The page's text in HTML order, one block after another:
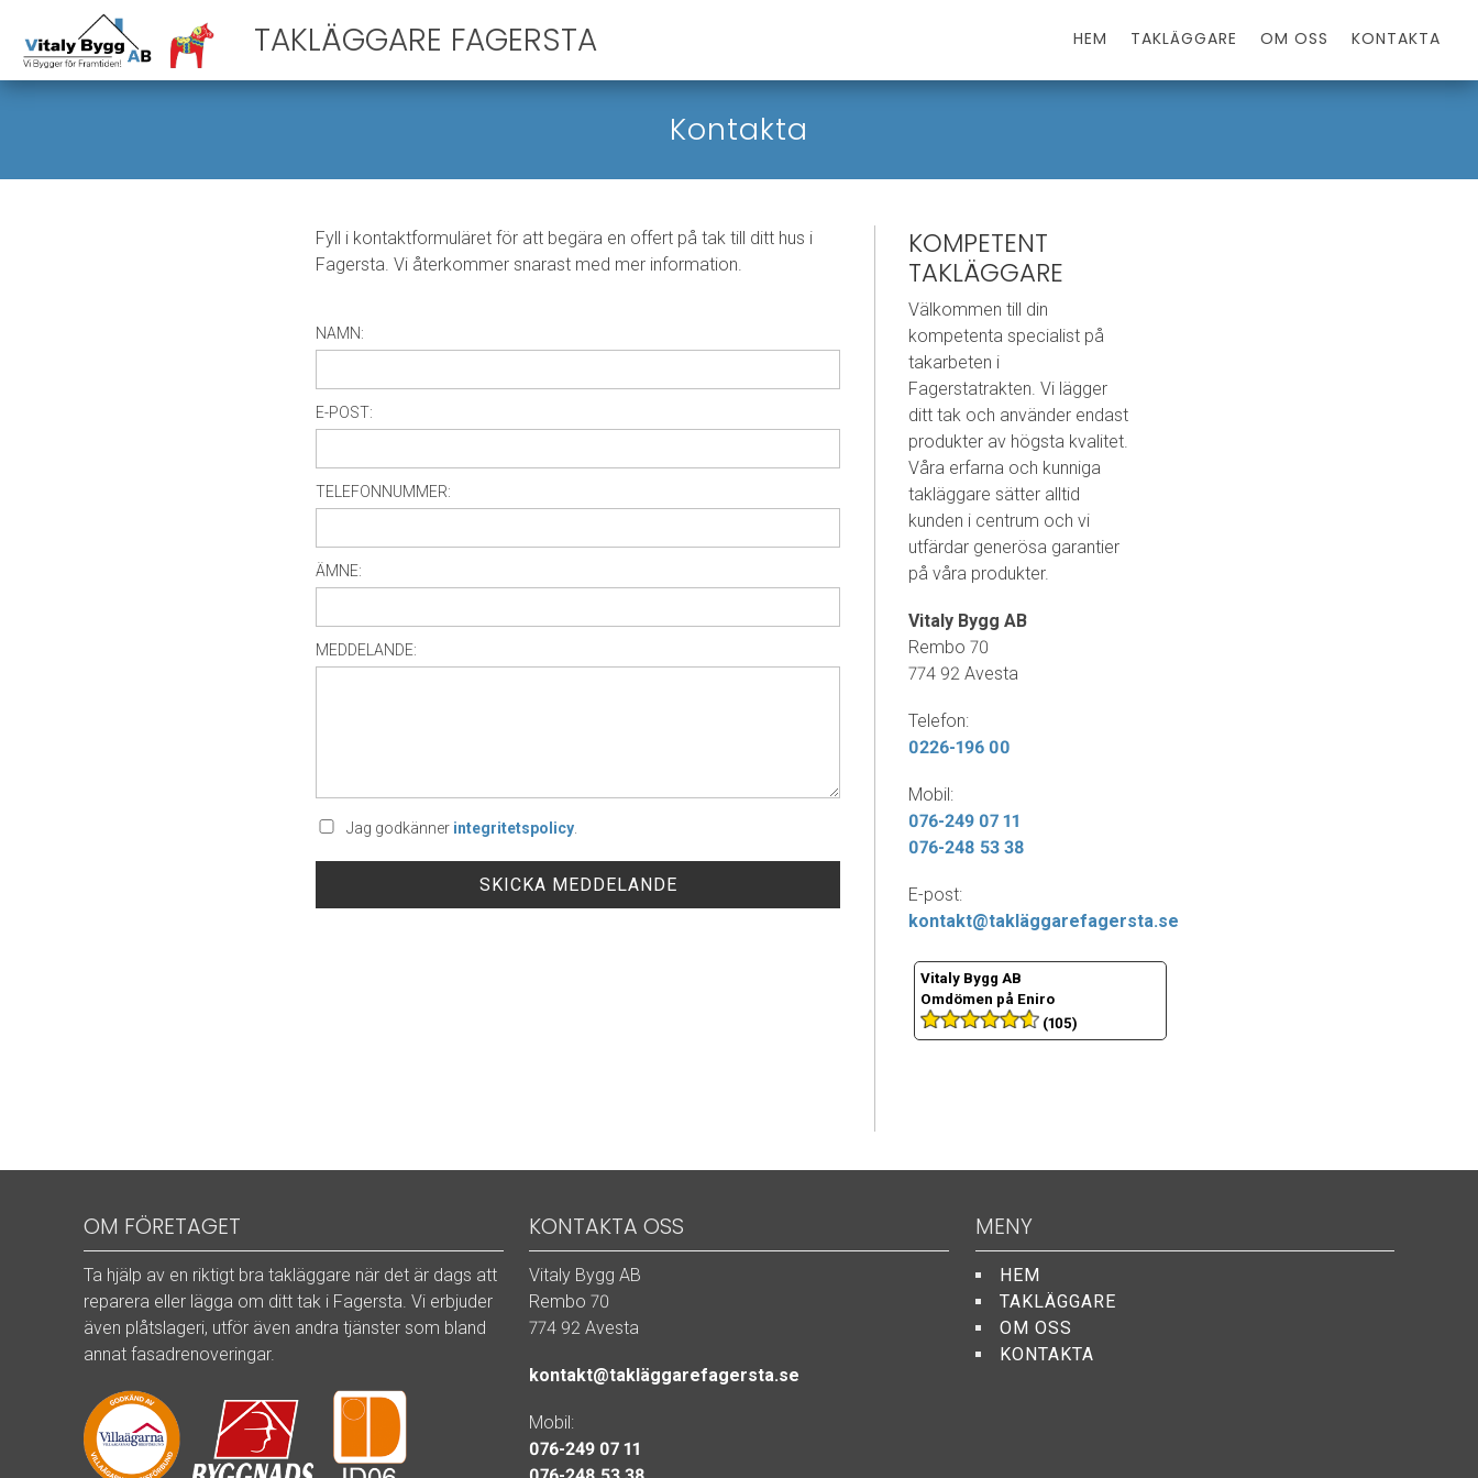
HEM TAKLÄGGARE OM OSS KONTAKTA
TAKLÄGGARE FAGERSTA
Kontakta
Fyll i kontaktformuläret för att begära en offert på tak till ditt hus i
Fagersta. Vi återkommer snarast med mer information.
NAMN:
E-POST:
TELEFONNUMMER:
ÄMNE:
MEDDELANDE:
Jag godkänner integritetspolicy
KOMPETENT
TAKLÄGGARE
Välkommen till din
kompetenta specialist på
takarbeten i
Fagerstatrakten. Vi lägger
ditt tak och använder endast
produkter av högsta kvalitet.
Våra erfarna och kunniga
takläggare sätter alltid
kunden i centrum och vi
utfärdar generösa garantier
på våra produkter.
Vitaly Bygg AB
Rembo 70
774 92 Avesta
Telefon:
0226-196 00
Mobil:
076-249 07 11
076-248 53 38
E-post:
kontakt@takläggarefagersta.se
Vitaly Bygg AB
Omdömen på Eniro
(105)
OM FÖRETAGET
Ta hjälp av en riktigt bra takläggare när det är dags att
reparera eller lägga om ditt tak i Fagersta. Vi erbjuder
även plåtslageri, utför även andra tjänster som bland
annat fasadrenoveringar.
KONTAKTA OSS
Vitaly Bygg AB
Rembo 70
774 92 Avesta
kontakt@takläggarefagersta.se
Mobil:
076-249 07 11
MENY
HEM
TAKLÄGGARE
OM OSS
KONTAKTA